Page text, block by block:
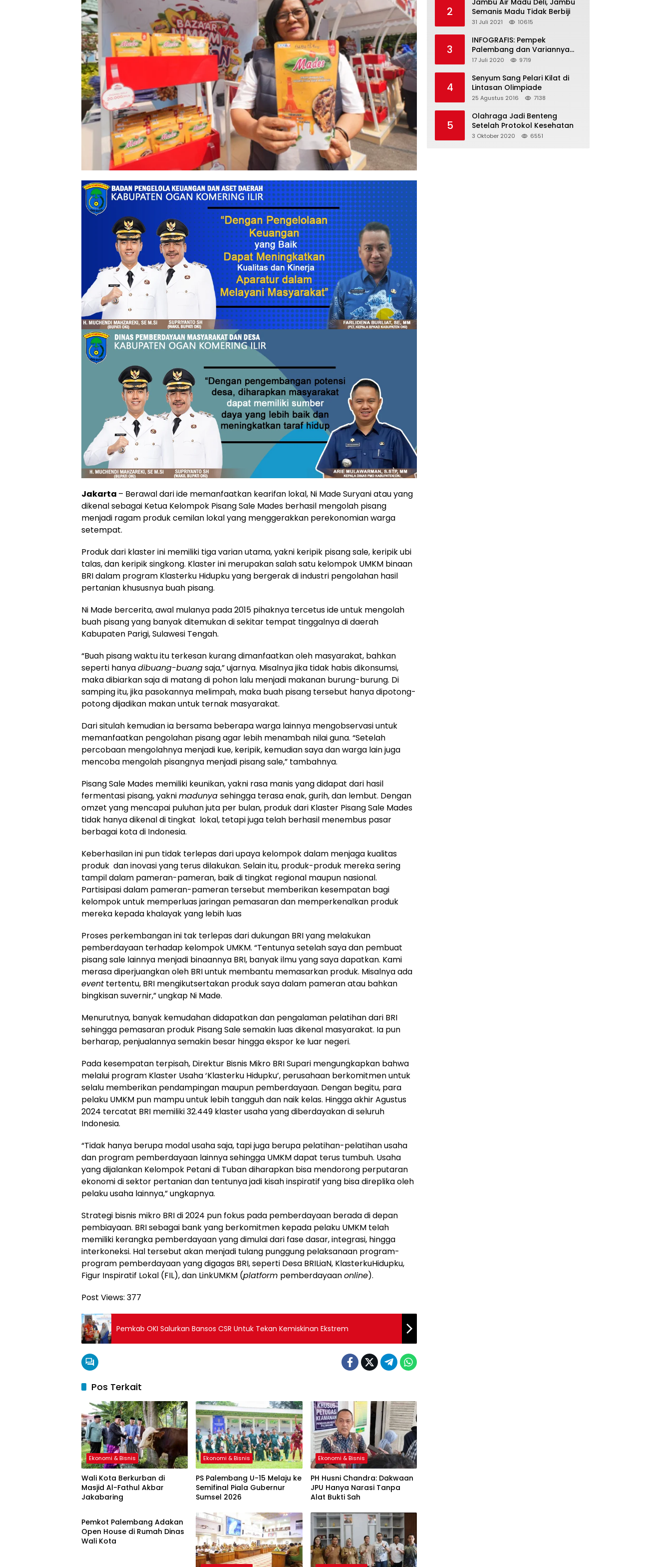
Jakarta – Berawal dari ide memanfaatkan kearifan lokal, Ni Made Suryani atau yang
dikenal sebagai Ketua Kelompok Pisang Sale Mades berhasil mengolah pisang
menjadi ragam produk cemilan lokal yang menggerakkan perekonomian warga
setempat.
Produk dari klaster ini memiliki tiga varian utama, yakni keripik pisang sale, keripik ubi
talas, dan keripik singkong. Klaster ini merupakan salah satu kelompok UMKM binaan
BRI dalam program Klasterku Hidupku yang bergerak di industri pengolahan hasil
pertanian khususnya buah pisang.
Ni Made bercerita, awal mulanya pada 2015 pihaknya tercetus ide untuk mengolah
buah pisang yang banyak ditemukan di sekitar tempat tinggalnya di daerah
Kabupaten Parigi, Sulawesi Tengah.
“Buah pisang waktu itu terkesan kurang dimanfaatkan oleh masyarakat, bahkan
seperti hanyadibuang-buangsaja,” ujarnya. Misalnya jika tidak habis dikonsumsi,
maka dibiarkan saja di matang di pohon lalu menjadi makanan burung-burung. Di
samping itu, jika pasokannya melimpah, maka buah pisang tersebut hanya dipotong-
potong dijadikan makan untuk ternak masyarakat.
Dari situlah kemudian ia bersama beberapa warga lainnya mengobservasi untuk
memanfaatkan pengolahan pisang agar lebih menambah nilai guna. “Setelah
percobaan mengolahnya menjadi kue, keripik, kemudian saya dan warga lain juga
mencoba mengolah pisangnya menjadi pisang sale,” tambahnya.
Pisang Sale Mades memiliki keunikan, yakni rasa manis yang didapat dari hasil
fermentasi pisang, yaknimadunya sehingga terasa enak, gurih, dan lembut. Dengan
omzet yang mencapai puluhan juta per bulan, produk dari Klaster Pisang Sale Mades
tidak hanya dikenal di tingkat lokal, tetapi juga telah berhasil menembus pasar
berbagai kota di Indonesia.
Keberhasilan ini pun tidak terlepas dari upaya kelompok dalam menjaga kualitas
produk dan inovasi yang terus dilakukan. Selain itu, produk-produk mereka sering
tampil dalam pameran-pameran, baik di tingkat regional maupun nasional.
Partisipasi dalam pameran-pameran tersebut memberikan kesempatan bagi
kelompok untuk memperluas jaringan pemasaran dan memperkenalkan produk
mereka kepada khalayak yang lebih luas
Proses perkembangan ini tak terlepas dari dukungan BRI yang melakukan
pemberdayaan terhadap kelompok UMKM. “Tentunya setelah saya dan pembuat
pisang sale lainnya menjadi binaannya BRI, banyak ilmu yang saya dapatkan. Kami
merasa diperjuangkan oleh BRI untuk membantu memasarkan produk. Misalnya ada
event tertentu, BRI mengikutsertakan produk saya dalam pameran atau bahkan
bingkisan suvernir,” ungkap Ni Made.
Menurutnya, banyak kemudahan didapatkan dan pengalaman pelatihan dari BRI
sehingga pemasaran produk Pisang Sale semakin luas dikenal masyarakat. Ia pun
berharap, penjualannya semakin besar hingga ekspor ke luar negeri.
Pada kesempatan terpisah, Direktur Bisnis Mikro BRI Supari mengungkapkan bahwa
melalui program Klaster Usaha ‘Klasterku Hidupku’, perusahaan berkomitmen untuk
selalu memberikan pendampingan maupun pemberdayaan. Dengan begitu, para
pelaku UMKM pun mampu untuk lebih tangguh dan naik kelas. Hingga akhir Agustus
2024 tercatat BRI memiliki 32.449 klaster usaha yang diberdayakan di seluruh
Indonesia.
“Tidak hanya berupa modal usaha saja, tapi juga berupa pelatihan-pelatihan usaha
dan program pemberdayaan lainnya sehingga UMKM dapat terus tumbuh. Usaha
yang dijalankan Kelompok Petani di Tuban diharapkan bisa mendorong perputaran
ekonomi di sektor pertanian dan tentunya jadi kisah inspiratif yang bisa direplika oleh
pelaku usaha lainnya,” ungkapnya.
Strategi bisnis mikro BRI di 2024 pun fokus pada pemberdayaan berada di depan
pembiayaan. BRI sebagai bank yang berkomitmen kepada pelaku UMKM telah
memiliki kerangka pemberdayaan yang dimulai dari fase dasar, integrasi, hingga
interkoneksi. Hal tersebut akan menjadi tulang punggung pelaksanaan program-
program pemberdayaan yang digagas BRI, seperti Desa BRILiaN, KlasterkuHidupku,
Figur Inspiratif Lokal (FIL), dan LinkUMKM (platform pemberdayaanonline).
Post Views: 377
Pemkab OKI Salurkan Bansos CSR Untuk Tekan Kemiskinan Ekstrem
Pos Terkait
Ekonomi & Bisnis
Wali Kota Berkurban di
Masjid Al-Fathul Akbar
Jakabaring
Ekonomi & Bisnis
PS Palembang U-15 Melaju ke
Semifinal Piala Gubernur
Sumsel 2026
Ekonomi & Bisnis
PH Husni Chandra: Dakwaan
JPU Hanya Narasi Tanpa
Alat Bukti Sah
Ekonomi & Bisnis
Pemkot Palembang Adakan
Open House di Rumah Dinas
Wali Kota
2
Jambu Air Madu Deli, Jambu
Semanis Madu Tidak Berbiji
31 Juli 2021 10615
3
INFOGRAFIS: Pempek
Palembang dan Variannya
yang Melegenda
17 Juli 2020 9719
4
Senyum Sang Pelari Kilat di
Lintasan Olimpiade
25 Agustus 2016 7138
5
Olahraga Jadi Benteng
Setelah Protokol Kesehatan
3 Oktober 2020 6551